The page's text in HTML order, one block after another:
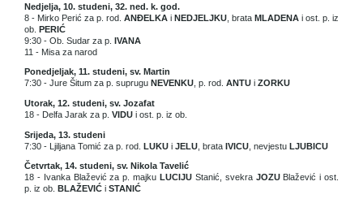
Nedjelja, 10. studeni, 32. ned. k. god.
8 - Mirko Perić za p. rod. ANĐELKA i NEDJELJKU , brata MLADENA i ost. p. iz
ob. PERIĆ
9:30 - Ob. Sudar za p. IVANA
11 - Misa za narod
Ponedjeljak, 11. studeni, sv. Martin
7:30 - Jure Šitum za p. suprugu NEVENKU, p. rod. ANTU i ZORKU
Utorak, 12. studeni, sv. Jozafat
18 - Delfa Jarak za p. VIDU i ost. p. iz ob.
Srijeda, 13. studeni
7:30 - Ljiljana Tomić za p. rod. LUKU i JELU , brata IVICU , nevjestu LJUBICU
Četvrtak, 14. studeni, sv. Nikola Tavelić
18 - Ivanka Blažević za p. majku LUCIJU Stanić, svekra JOZU Blažević i ost.
p. iz ob. BLAŽEVIĆ i STANIĆ